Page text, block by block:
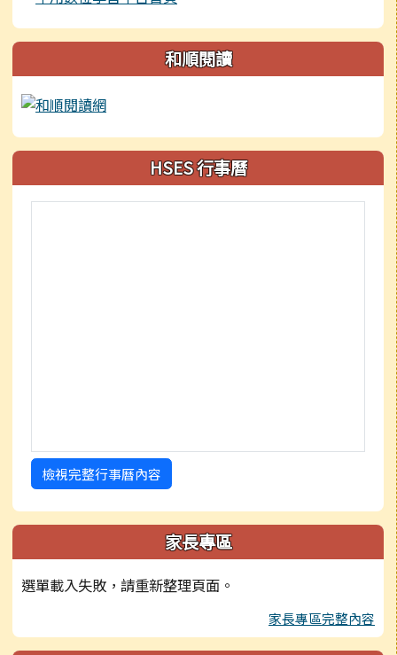
和順閱讀
HSES 行事曆
檢視完整行事曆內容
家長專區
選單載入失敗，請重新整理頁面。
家長專區完整內容